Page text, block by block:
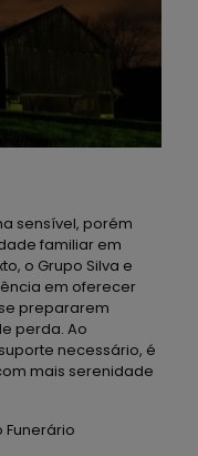
sensível, porém
familiar em
o Grupo Silva e
em oferecer
prepararem
perda. Ao
necessário, é
mais serenidade